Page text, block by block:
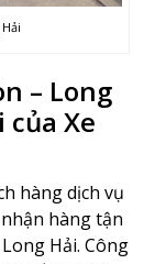
– Long
Xe
hàng dịch vụ
hàng tận
Hải. Công